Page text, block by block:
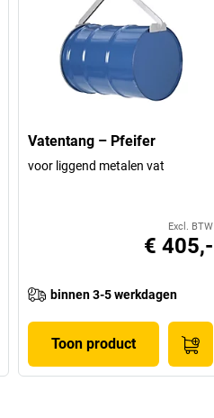
Vatentang – Pfeifer
voor liggend metalen vat
Excl. BTW
€ 405,-
binnen 3-5 werkdagen
Toon product